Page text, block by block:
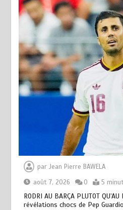
parJean Pierre BAWELA
août 7, 2026
0 5
RODRI AU BARÇA PLUTOT
révélations chocs de Pep